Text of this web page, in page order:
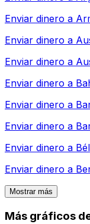
Enviar dinero a
Enviar dinero a
Enviar dinero a
Enviar dinero a
Enviar dinero a
Enviar dinero a
Enviar dinero a
Enviar dinero a
Mostrar más
Más gráficos